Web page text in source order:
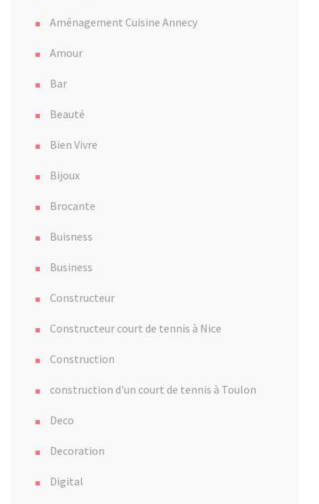
Aménagement Cuisine Annecy
Amour
Bar
Beauté
Bien Vivre
Bijoux
Brocante
Buisness
Business
Constructeur
Constructeur court de tennis à Nice
Construction
construction d'un court de tennis à Toulon
Deco
Decoration
Digital